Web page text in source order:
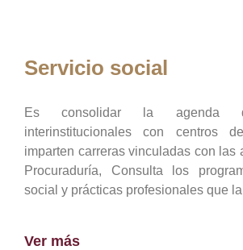
Servicio social
Es consolidar la agenda
interinstitucionales con centros
imparten carreras vinculadas con las
Procuraduría, Consulta los
social y prácticas profesionales que
Ver más